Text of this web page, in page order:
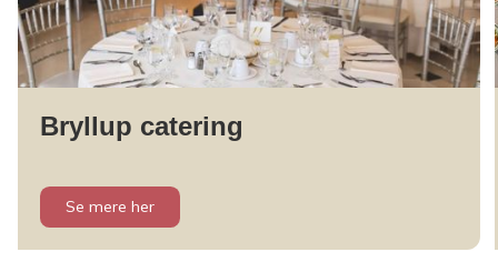
Bryllup catering
Se mere her